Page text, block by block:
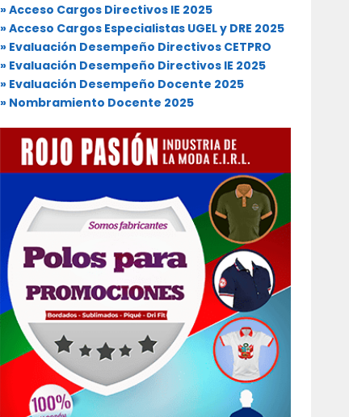
» Acceso Cargos Directivos IE 2025
» Acceso Cargos Especialistas UGEL y DRE 2025
» Evaluación Desempeño Directivos CETPRO
» Evaluación Desempeño Directivos IE 2025
» Evaluación Desempeño Docente 2025
» Nombramiento Docente 2025